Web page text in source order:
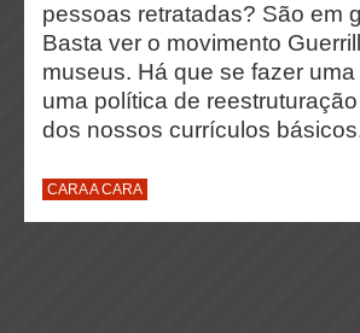
pessoas retratadas? São em
Basta ver o movimento
museus. Há que se fazer
uma política de
dos nossos currículos
CARA A CARA